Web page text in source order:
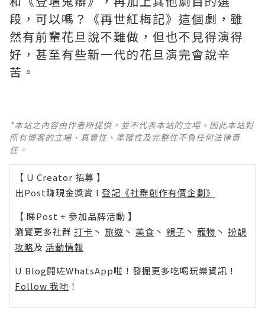
段，可以嗎？《再世紅梅記》這個劇，雖
然有前輩花旦說不難做，但也不見得演得
好，甚至有些新一代的花旦演完會說辛
苦。
*本站之內容由作者所提供，並不代表本站的立場。因此本站對
所有博客的立場、真實性、準確性及完整性不負任何法律責
任。
【 U Creator 招募 】
出Post賺現金獎賞 l 登記《社群創作有價企劃》
【 睇Post + 參加品牌活動 】
瀏覽更多社群 打卡 丶 旅遊 丶 美食 丶 親子 丶 寵物 丶 扮靚
攻略及 活動情報
U Blog開咗WhatsApp啦！發掘更多吃喝玩樂資訊！
Follow 我哋 ！